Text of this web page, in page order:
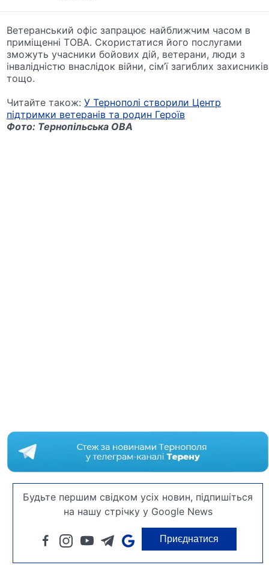
Ветеранський офіс запрацює найближчим часом в
приміщенні ТОВА. Скористатися його послугами
зможуть учасники бойових дій, ветерани, люди з
інвалідністю внаслідок війни, сім’ї загиблих захисників
тощо.
Читайте також:У Тернополі створили Центр
підтримки ветеранів та родин Героїв
Фото: Тернопільська ОВА
Будьте першим свідком усіх новин, підпишіться
на нашу стрічку у Google News
Приєднатися